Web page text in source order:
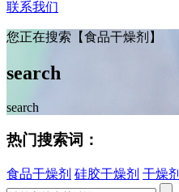
联系我们
您正在搜索【食品干燥剂】
search
search
热门搜索词：
食品干燥剂 硅胶干燥剂 干燥剂